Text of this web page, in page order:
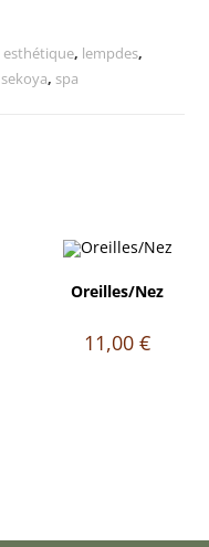
esthétique, lempdes,
sekoya, spa
Oreilles/Nez
11,00€